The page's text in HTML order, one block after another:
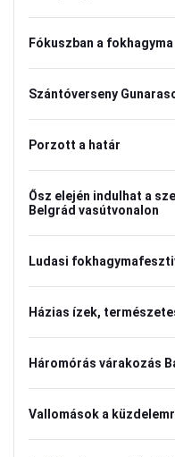
Fókuszban a fokhagyma
Szántóverseny
Porzott a határ
Ősz elején indulhat a
Belgrád vasútvonalon
Ludasi
Házias ízek,
Háromórás várakozás
Vallomások a